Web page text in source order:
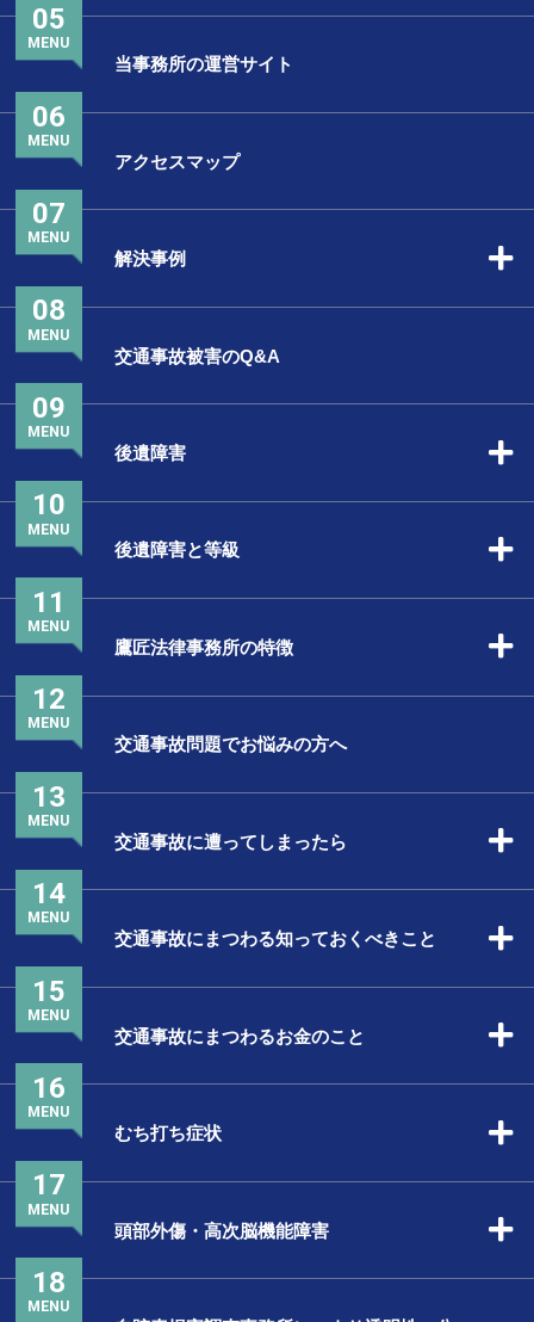
当事務所の運営サイト
05
MENU
アクセスマップ
06
MENU
解決事例
07
MENU
交通事故被害のQ&A
08
MENU
後遺障害
09
MENU
後遺障害と等級
10
MENU
鷹匠法律事務所の特徴
11
MENU
交通事故問題でお悩みの方へ
12
MENU
交通事故に遭ってしまったら
13
MENU
交通事故にまつわる知っておくべきこと
14
MENU
交通事故にまつわるお金のこと
15
MENU
むち打ち症状
16
MENU
頭部外傷・高次脳機能障害
17
MENU
18
MENU